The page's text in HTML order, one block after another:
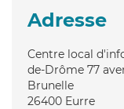
Adresse
Centre local
de-Drôme 77
Brunelle
26400 Eurre